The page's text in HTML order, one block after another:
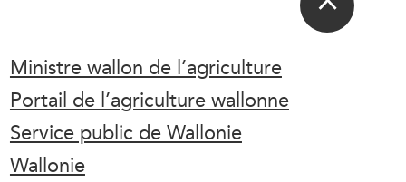
Ministre wallon de l’agriculture
Portail de l’agriculture wallonne
Service public de Wallonie
Wallonie